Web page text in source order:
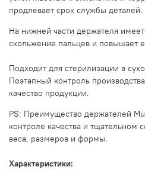
продлевает срок службы деталей.
На нижней части держателя
скольжение пальцев и повышает
Подходит для стерилизации в
Поэтапный контроль
качество продукции.
PS: Преимущество держателей
контроле качества и тщательном
веса, размеров и формы.
Характеристики: